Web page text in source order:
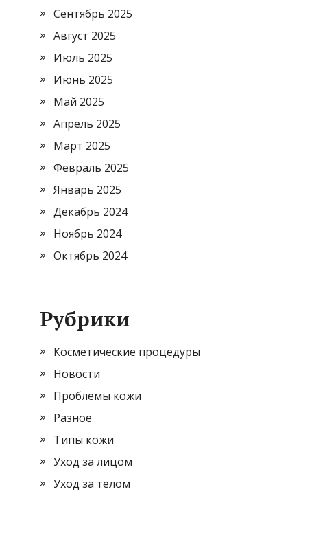
Сентябрь 2025
Август 2025
Июль 2025
Июнь 2025
Май 2025
Апрель 2025
Март 2025
Февраль 2025
Январь 2025
Декабрь 2024
Ноябрь 2024
Октябрь 2024
Рубрики
Косметические процедуры
Новости
Проблемы кожи
Разное
Типы кожи
Уход за лицом
Уход за телом